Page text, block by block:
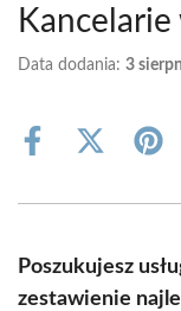
Data dodania: 3
Share
Share
(Twitter)
Poszukujesz
zestawienie